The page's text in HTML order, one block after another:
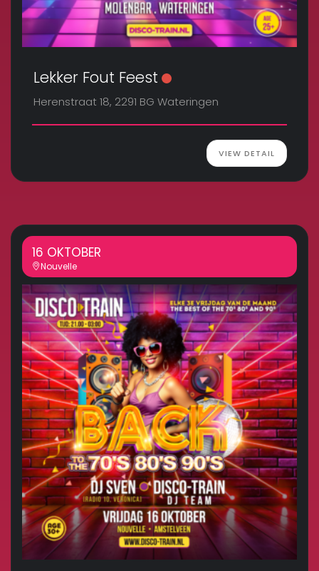
Lekker Fout Feest
Herenstraat 18, 2291 BG Wateringen
VIEW DETAIL
16 OKTOBER
Nouvelle